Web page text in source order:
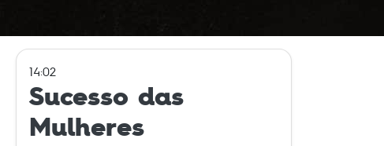
14:02
Sucesso das
Mulheres